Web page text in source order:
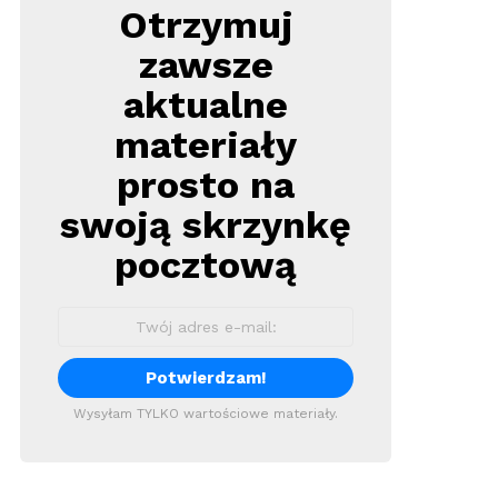
NewsletterOtrzymuj
zawsze
aktualne
materiały
prosto na
swoją skrzynkę
pocztową
Wysyłam TYLKO wartościowe materiały.